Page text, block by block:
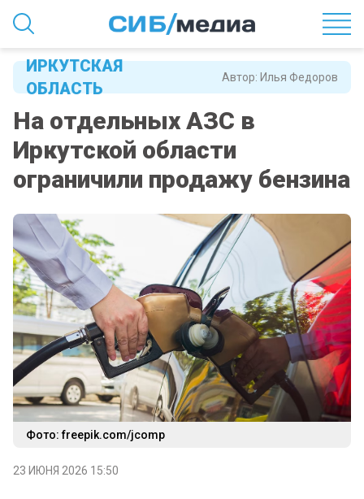
Автор: Илья Федоров
ИРКУТСКАЯ
ОБЛАСТЬ
На отдельных АЗС в
Иркутской области
ограничили продажу бензина
Фото: freepik.com/jcomp
23 ИЮНЯ 2026 15:50